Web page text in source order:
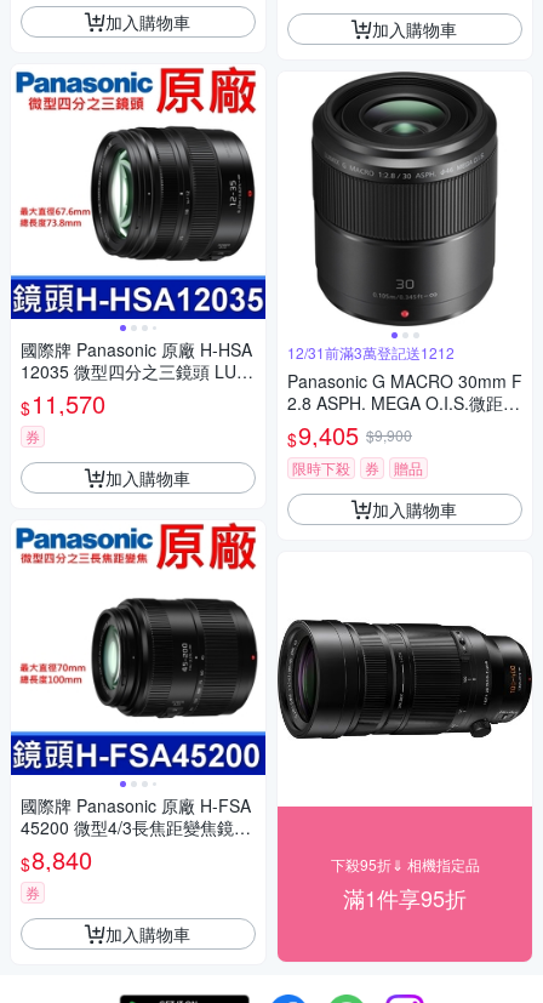
加入購物車
國際牌 Panasonic 原廠 H-HSA
12035 微型四分之三鏡頭 LUMI
X G X VARIO 12-35mm 相機
$11,570
券
加入購物車
國際牌 Panasonic 原廠 H-FSA
45200 微型4/3長焦距變焦鏡頭
LUMIX G X VARIO 45-200mm
單眼鏡頭 相機
$8,840
券
加入購物車
加入購物車
12/31前滿3萬登記送1212
Panasonic G MACRO 30mm F
2.8 ASPH. MEGA O.I.S.微距鏡
頭 公司貨
$9,405 $9,900
限時下殺
券 贈品
加入購物車
下殺95折⇓ 相機指定品
滿1件享95折